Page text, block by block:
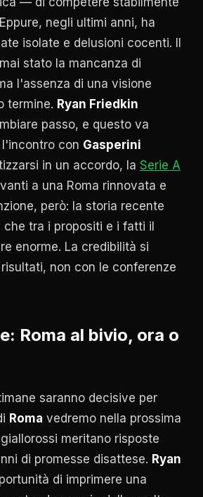
negli ultimi anni, ha
isolate e delusioni cocenti. Il
stato la mancanza di
l'assenza di una visione
termine. Ryan Friedkin
passo, e questo va
con Gasperini
in un accordo, la Serie A
a una Roma rinnovata e
però: la storia recente
che tra i propositi e i fatti il
enorme. La credibilità si
non con le conferenze
Roma al bivio, ora o
saranno decisive per
Roma vedremo nella prossima
meritano risposte
di promesse disattese. Ryan
di imprimere una